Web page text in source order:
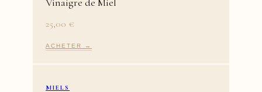
25,00 €
ACHETER →
MIELS